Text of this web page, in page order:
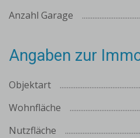
Anzahl Garage
Angaben zur
Objektart
Wohnfläche
Nutzfläche